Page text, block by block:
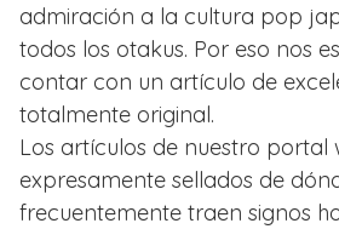
admiración a la cultura pop
todos los otakus. Por eso nos
contar con un artículo de
totalmente original.
Los artículos de nuestro portal
expresamente sellados de
frecuentemente traen signos